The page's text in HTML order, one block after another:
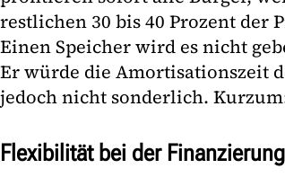
restlichen 30 bis 40 Prozent der
Einen Speicher wird es nicht
Er würde die Amortisationszeit
jedoch nicht sonderlich.
Flexibilität bei der Finanzierung